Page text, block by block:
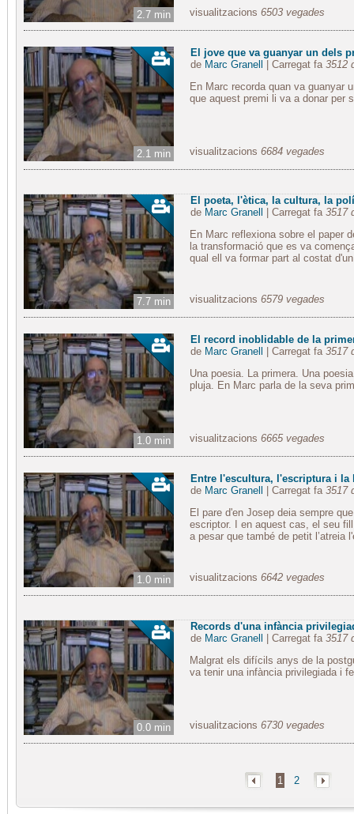
2.7 min visualitzacions 6503 vegades
2.1 min
El jove que va guanyar un dels
de Marc Granell | Carregat fa 3512
En Marc recorda quan va guanyar
que aquest premi li va a donar per
visualitzacions 6684 vegades
7.7 min
El poeta, l'ètica, la cultura, la
de Marc Granell | Carregat fa 3517
En Marc reflexiona sobre el paper
la transformació que es va
qual ell va formar part al costat
visualitzacions 6579 vegades
1.0 min
El record inoblidable de la
de Marc Granell | Carregat fa 3517
Una poesia. La primera. Una
pluja. En Marc parla de la seva
visualitzacions 6665 vegades
1.0 min
Entre l'escultura, l'escriptura i la
de Marc Granell | Carregat fa 3517
El pare d'en Josep deia sempre
escriptor. I en aquest cas, el seu
a pesar que també de petit l’atreia
visualitzacions 6642 vegades
0.0 min
Records d'una infància
de Marc Granell | Carregat fa 3517
Malgrat els difícils anys de la
va tenir una infància privilegiada i
visualitzacions 6730 vegades
1 2